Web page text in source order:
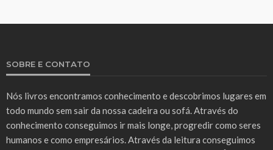
SOBRE E CONTATO
Nós livros encontramos conhecimento e descobrimos lugares em
todo mundo sem sair da nossa cadeira ou sofá. Através do
conhecimento conseguimos ir mais longe, progredir como seres
humanos e como empresários. Através da leitura conseguimos